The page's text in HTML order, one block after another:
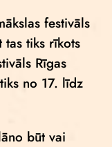
festivāls
tiks rīkots
Rīgas
no 17. līdz
būt vai